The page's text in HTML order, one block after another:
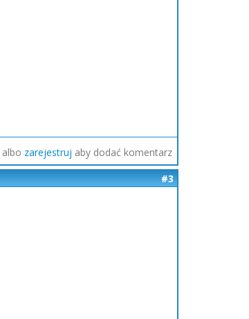
albo zarejestruj aby dodać komentarz
#3